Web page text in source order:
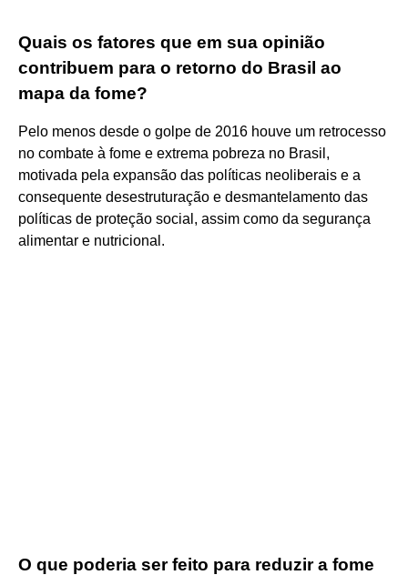
Quais os fatores que em sua opinião
contribuem para o retorno do Brasil ao
mapa da fome?
Pelo menos desde o golpe de 2016 houve um retrocesso
no combate à fome e extrema pobreza no Brasil,
motivada pela expansão das políticas neoliberais e a
consequente desestruturação e desmantelamento das
políticas de proteção social, assim como da segurança
alimentar e nutricional.
O que poderia ser feito para reduzir a fome